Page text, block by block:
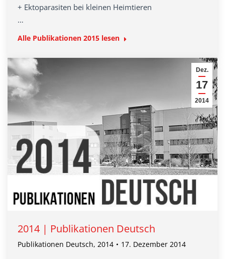
+ Ektoparasiten bei kleinen Heimtieren
…
Alle Publikationen 2015 lesen
Dez.
17
2014
2014 | Publikationen Deutsch
Publikationen Deutsch, 2014 17. Dezember 2014